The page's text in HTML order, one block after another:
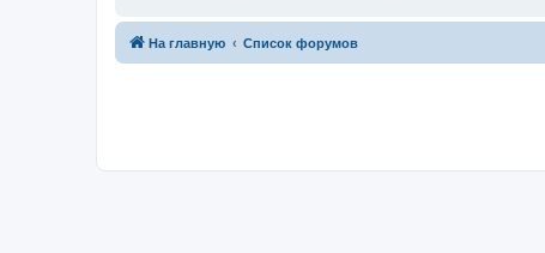
На главную Список форумов